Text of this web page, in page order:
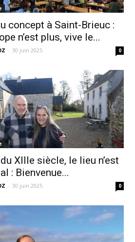
concept à Saint-Brieuc :
n’est plus, vive le...
- 30 juin 2025 0
XIIIe siècle, le lieu n’est
: Bienvenue...
- 30 juin 2025 0